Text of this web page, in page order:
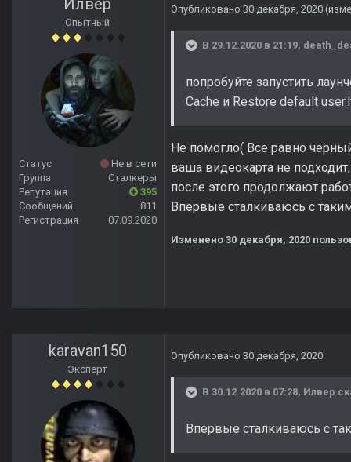
Илвер
Опытный
Статус
Не в сети
Группа
Сталкеры
Репутация
395
Сообщений
811
Регистрация
07.09.2020
Опубликовано 30 декабря, 2020
В 29.12.2020 в 21:19,
попробуйте запустить
Cache и Restore default
Не помогло( Все равно
ваша видеокарта не
после этого продолжают
Впервые сталкиваюсь с
Изменено 30 декабря, 2020
karavan150
Эксперт
Опубликовано 30 декабря, 2020
В 30.12.2020 в 07:28, Илвер
Впервые сталкиваюсь с